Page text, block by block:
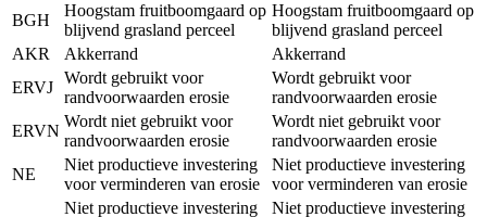
BGH
Hoogstam fruitboomgaard op
blijvend grasland perceel
Hoogstam fruitboomgaard op
blijvend grasland perceel
AKR
Akkerrand
Akkerrand
ERVJ
Wordt gebruikt voor
randvoorwaarden erosie
Wordt gebruikt voor
randvoorwaarden erosie
ERVN
Wordt niet gebruikt voor
randvoorwaarden erosie
Wordt niet gebruikt voor
randvoorwaarden erosie
NE
Niet productieve investering
voor verminderen van erosie
Niet productieve investering
voor verminderen van erosie
Niet productieve investering
Niet productieve investering